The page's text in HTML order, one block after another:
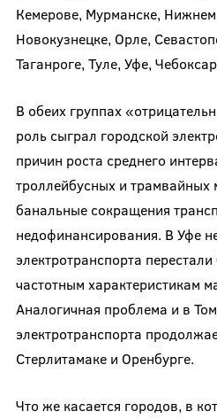
Кемерове, Мурманске,
Новокузнецке, Орле,
Таганроге, Туле, Уфе,
В обеих группах
роль сыграл городской
причин роста среднего
троллейбусных и трамвайных
банальные сокращения
недофинансирования. В Уфе
электротранспорта
частотным характеристикам
Аналогичная проблема и в
электротранспорта
Стерлитамаке и Оренбурге.
Что же касается городов, в